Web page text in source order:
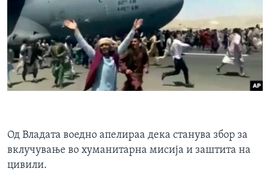
Од Владата воедно апелираа дека станува збор за
вклучување во хуманитарна мисија и заштита на
цивили.